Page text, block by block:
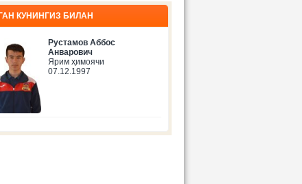
КУНИНГИЗ БИЛАН
Рустамов Аббос
Анварович
Ярим ҳимоячи
07.12.1997